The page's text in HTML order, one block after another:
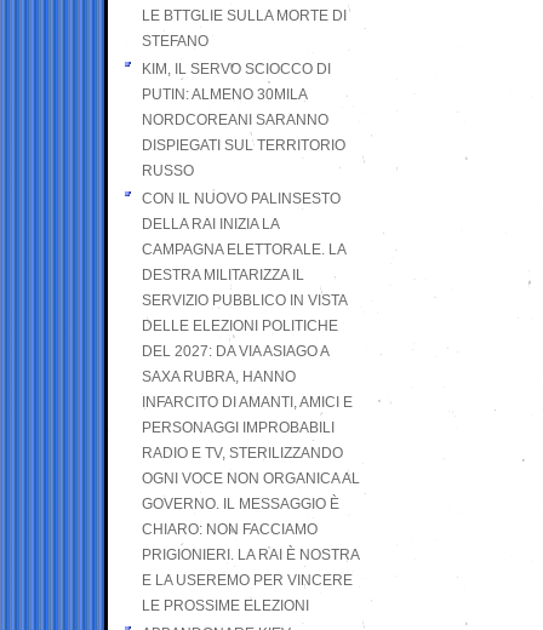
LE BTTGLIE SULLA MORTE DI
STEFANO
KIM, IL SERVO SCIOCCO DI
PUTIN: ALMENO 30MILA
NORDCOREANI SARANNO
DISPIEGATI SUL TERRITORIO
RUSSO
CON IL NUOVO PALINSESTO
DELLA RAI INIZIA LA
CAMPAGNA ELETTORALE. LA
DESTRA MILITARIZZA IL
SERVIZIO PUBBLICO IN VISTA
DELLE ELEZIONI POLITICHE
DEL 2027: DA VIA ASIAGO A
SAXA RUBRA, HANNO
INFARCITO DI AMANTI, AMICI E
PERSONAGGI IMPROBABILI
RADIO E TV, STERILIZZANDO
OGNI VOCE NON ORGANICA AL
GOVERNO. IL MESSAGGIO È
CHIARO: NON FACCIAMO
PRIGIONIERI. LA RAI È NOSTRA
E LA USEREMO PER VINCERE
LE PROSSIME ELEZIONI